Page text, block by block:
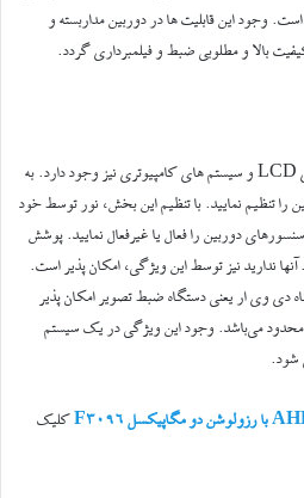
بالای 2 مگاپیکسلی است. وجود این قابلیت ها در دوربین مداربسته و
بالا و مطلوبی ضبط و فیلمبرداری گردد.
مشابه چنین قابلیتی بر روی تلویزیون های LCD و سیستم های کامپیوتری نیز وجود دارد. به
را تنظیم نمایید. با تنظیم این بخش، نور توسط خود
دوربین را فعال یا غیرفعال نمایید. پوشش
ندارید نیز توسط این ویژگی، امکان پذیر است.
دی وی ار یعنی دستگاه ضبط تصویر امکان پذیر
محدود می‌باشد. وجود این ویژگی در یک سیستم
شود.
کلیک